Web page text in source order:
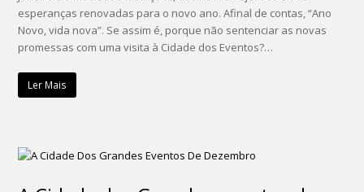
esperanças renovadas para o novo ano. Afinal de contas, “Ano
Novo, vida nova”. Se assim é, porque não sentenciar as novas
promessas com uma visita à Cidade dos Eventos?…
Ler Mais